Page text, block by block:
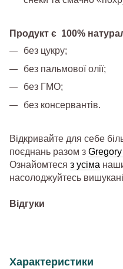
Продукт є 100%
без цукру;
без пальмової олії;
без ГМО;
без консервантів.
Відкривайте для себе
поєднань разом з Gregory
Ознайомтеся з усіма
насолоджуйтесь
Відгуки
Характеристики